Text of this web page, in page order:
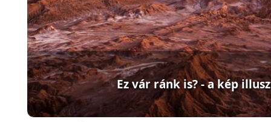
Ez vár ránk is? - a kép